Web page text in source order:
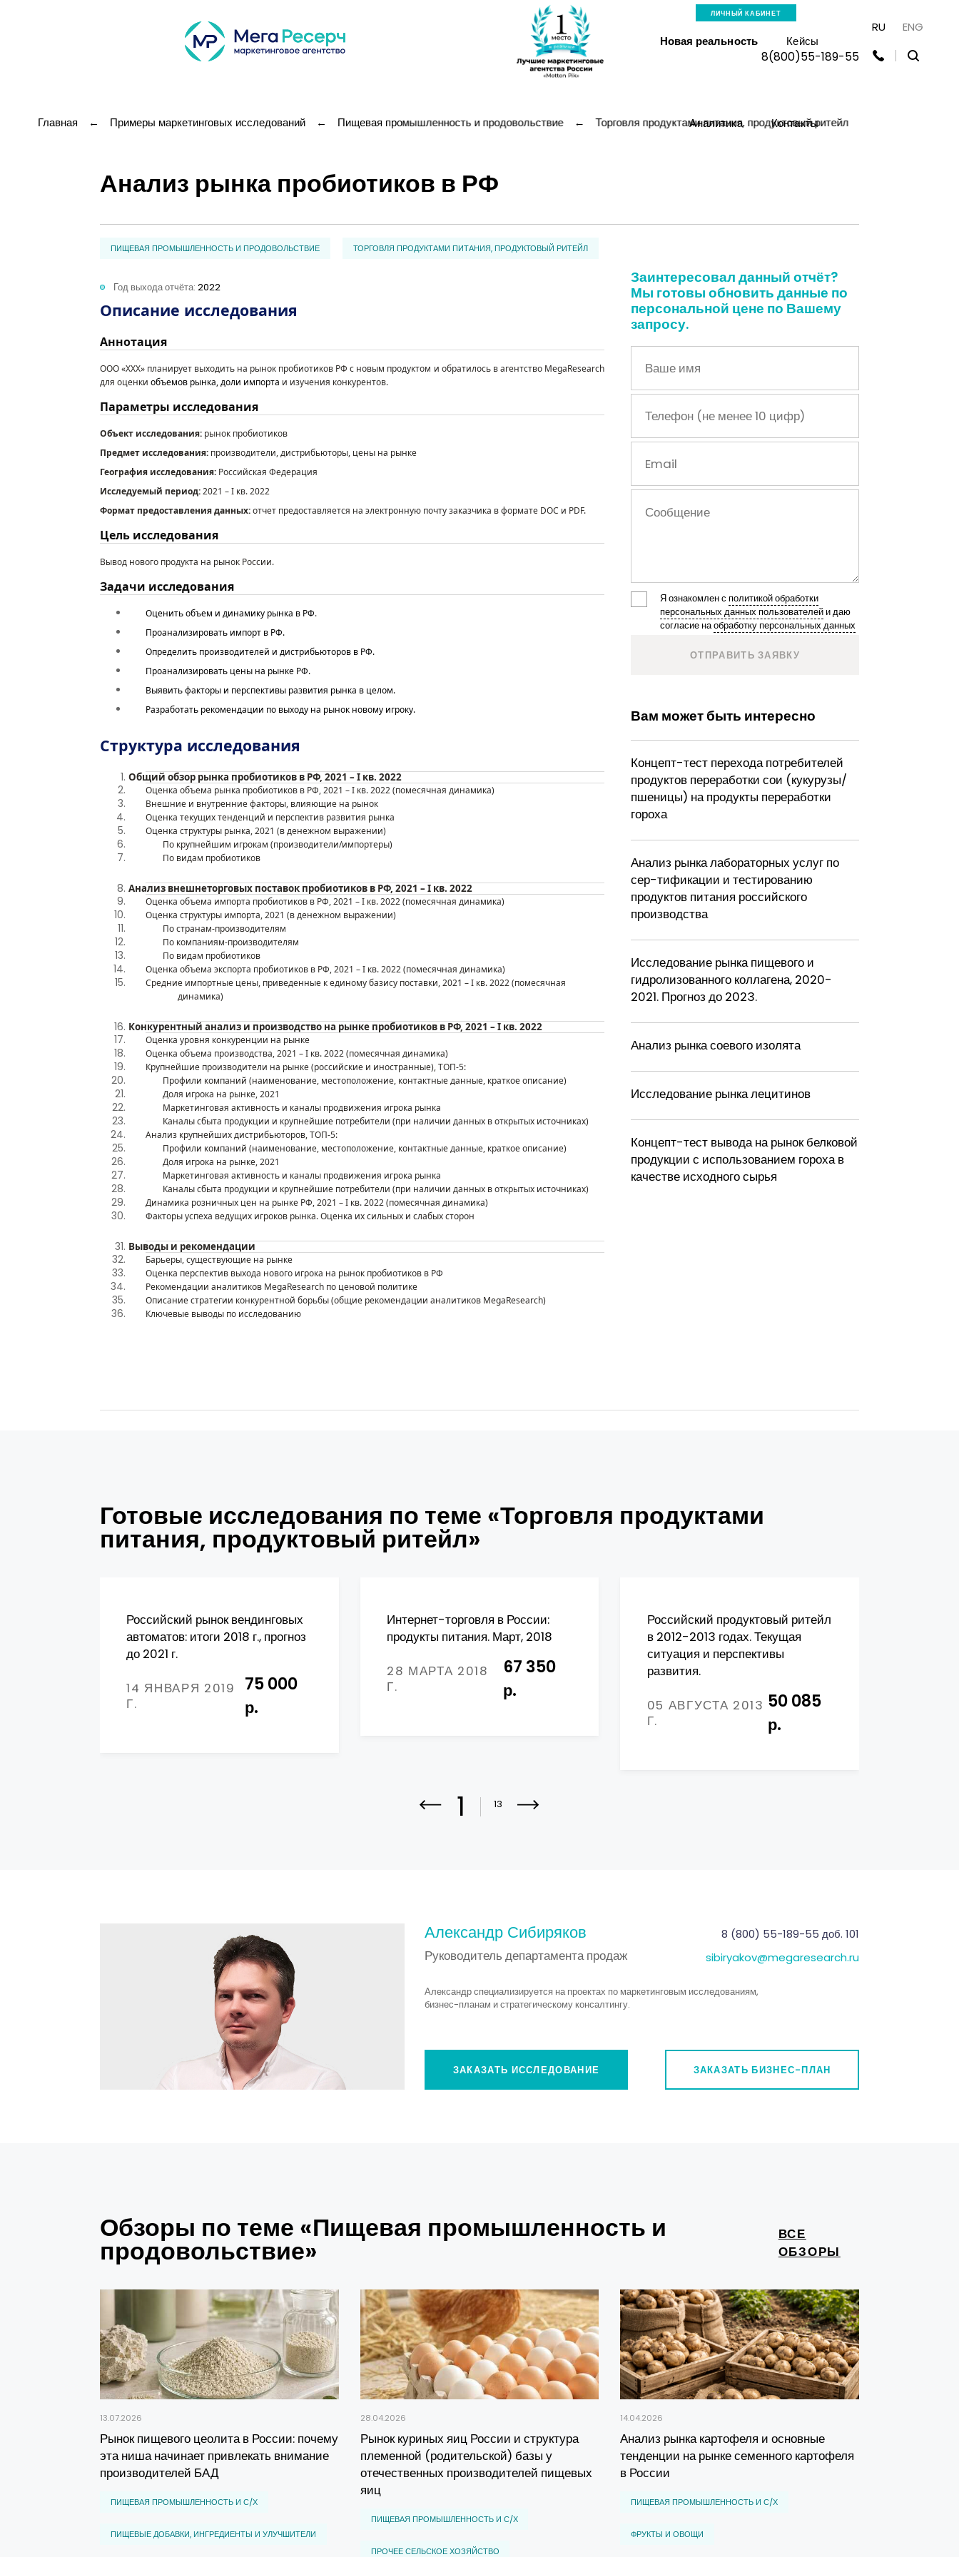
ЛИЧНЫЙ КАБИНЕТ
Новая реальность Кейсы
Аналитика Контакты
RU ENG
8(800)55-189-55
Главная ← Примеры маркетинговых исследований ← Пищевая промышленность и продовольствие ← Торговля продуктами питания, продуктовый ритейл
Анализ рынка пробиотиков в РФ
ПИЩЕВАЯ ПРОМЫШЛЕННОСТЬ И ПРОДОВОЛЬСТВИЕ ТОРГОВЛЯ ПРОДУКТАМИ ПИТАНИЯ, ПРОДУКТОВЫЙ РИТЕЙЛ
Год выхода отчёта: 2022
Описание исследования
Аннотация
ООО «ХХХ» планирует выходить на рынок пробиотиков РФ с новым продуктом и обратилосьвагентствоMegaResearch
для оценки объемов рынка,доли импорта и изучения конкурентов.
Параметры исследования
Объект исследования: рынокпробиотиков
Предметисследования: производители,дистрибьюторы, цены на рынке
География исследования: Российская Федерация
Исследуемый период:2021 –I кв. 2022
Формат предоставления данных:отчет предоставляется на электронную почту заказчика в формате DOC и PDF.
Цель исследования
Вывод нового продукта на рынок России.
Задачи исследования
Оценить объем и динамику рынка в РФ.
Проанализировать импорт в РФ.
Определить производителей и дистрибьюторов в РФ.
Проанализировать цены на рынке РФ.
Выявитьфакторы и перспективы развития рынка в целом.
Разработать рекомендации по выходу на рынок новому игроку.
Структура исследования
Общий обзор рынка пробиотиковв РФ, 2021 –I кв. 2022
Оценка объема рынка пробиотиковв РФ,2021 –I кв.2022(помесячная динамика)
Внешние и внутренние факторы, влияющие на рынок
Оценка текущих тенденций и перспектив развития рынка
Оценка структуры рынка, 2021 (в денежном выражении)
По крупнейшим игрокам (производители/импортеры)
По видам пробиотиков
Анализ внешнеторговых поставок пробиотиковв РФ, 2021 –I кв. 2022
Оценка объема импорта пробиотиковв РФ,2021 –I кв.2022(помесячная динамика)
Оценка структурыимпорта, 2021 (вденежном выражении)
По странам-производителям
По компаниям-производителям
По видам пробиотиков
Оценка объема экспорта пробиотиковв РФ,2021 –I кв.2022(помесячная динамика)
Средние импортные цены, приведенные к единому базису поставки,2021 –I кв.2022(помесячная
динамика)
Конкурентный анализ и производство на рынке пробиотиковв РФ, 2021 –I кв. 2022
Оценка уровня конкуренции на рынке
Оценка объема производства,2021 –I кв.2022(помесячная динамика)
Крупнейшие производители на рынке (российские и иностранные), ТОП-5:
Профили компаний (наименование, местоположение, контактные данные, краткое описание)
Доля игрока на рынке, 2021
Маркетинговая активность и каналы продвижения игрока рынка
Каналы сбыта продукции и крупнейшие потребители (при наличии данных в открытых источниках)
Анализ крупнейших дистрибьюторов, ТОП-5:
Профили компаний (наименование, местоположение, контактные данные, краткое описание)
Доля игрока на рынке, 2021
Маркетинговая активность и каналы продвижения игрока рынка
Каналы сбыта продукции и крупнейшие потребители (при наличии данных в открытых источниках)
Динамика розничных цен на рынке РФ,2021 –I кв.2022(помесячная динамика)
Факторы успеха ведущих игроков рынка. Оценка их сильных и слабых сторон
Выводыи рекомендации
Барьеры, существующие на рынке
Оценка перспектив выхода нового игрока на рынок пробиотиков в РФ
Рекомендации аналитиков MegaResearch по ценовой политике
Описание стратегии конкурентной борьбы (общие рекомендации аналитиков MegaResearch)
Ключевые выводы по исследованию
Заинтересовал данный отчёт?
Мы готовы обновить данные по
персональной цене по Вашему
запросу.
Я ознакомлен сполитикой обработки
персональных данных пользователейи даю
согласие наобработку персональных данных
Вам может быть интересно
Концепт-тест перехода потребителей
продуктов переработки сои (кукурузы/
пшеницы) на продукты переработки
гороха
Анализ рынка лабораторных услуг по
сер-тификации и тестированию
продуктов питания российского
производства
Исследование рынка пищевого и
гидролизованного коллагена, 2020-
2021. Прогноз до 2023.
Анализ рынка соевого изолята
Исследование рынка лецитинов
Концепт-тест вывода на рынок белковой
продукции с использованием гороха в
качестве исходного сырья
Готовые исследования по теме «Торговля продуктами
питания, продуктовый ритейл»
Российский рынок вендинговых
автоматов: итоги 2018 г., прогноз
до 2021 г.
14 ЯНВАРЯ 2019
Г.
75 000
р.
Интернет-торговля в России:
продукты питания. Март, 2018
28 МАРТА 2018
Г.
67 350
р.
Российский продуктовый ритейл
в 2012-2013 годах. Текущая
ситуация и перспективы
развития.
05 АВГУСТА 2013
Г.
50 085
р.
1 13
Александр Сибиряков
Руководитель департамента продаж
8 (800) 55-189-55 доб. 101
sibiryakov@megaresearch.ru
Александр специализируется на проектах по маркетинговым исследованиям,
бизнес-планам и стратегическому консалтингу.
ЗАКАЗАТЬ ИССЛЕДОВАНИЕ ЗАКАЗАТЬ БИЗНЕС-ПЛАН
Обзоры по теме «Пищевая промышленность и
продовольствие»
ВСЕ
ОБЗОРЫ
13.07.2026
Рынок пищевого цеолита в России: почему
эта ниша начинает привлекать внимание
производителей БАД
ПИЩЕВАЯ ПРОМЫШЛЕННОСТЬ И С/Х
ПИЩЕВЫЕ ДОБАВКИ, ИНГРЕДИЕНТЫ И УЛУЧШИТЕЛИ
28.04.2026
Рынок куриных яиц России и структура
племенной (родительской) базы у
отечественных производителей пищевых
яиц
ПИЩЕВАЯ ПРОМЫШЛЕННОСТЬ И С/Х
ПРОЧЕЕ СЕЛЬСКОЕ ХОЗЯЙСТВО
14.04.2026
Анализ рынка картофеля и основные
тенденции на рынке семенного картофеля
в России
ПИЩЕВАЯ ПРОМЫШЛЕННОСТЬ И С/Х
ФРУКТЫ И ОВОЩИ